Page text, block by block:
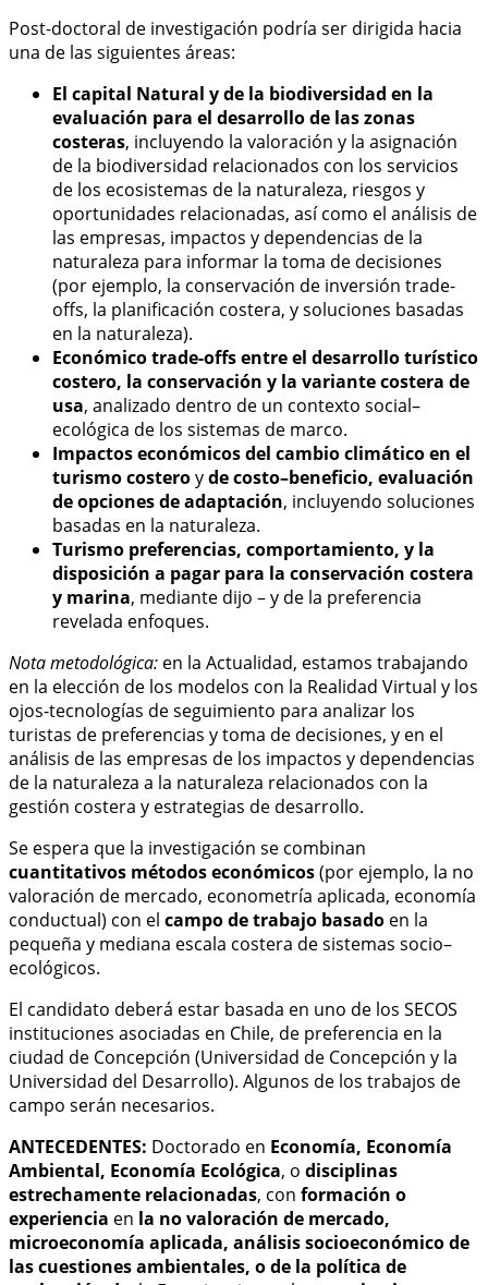
Post-doctoral de investigación podría ser dirigida hacia
una de las siguientes áreas:
El capital Natural y de la biodiversidad en la
evaluación para el desarrollo de las zonas
costeras, incluyendo la valoración y la asignación
de la biodiversidad relacionados con los servicios
de los ecosistemas de la naturaleza, riesgos y
oportunidades relacionadas, así como el análisis de
las empresas, impactos y dependencias de la
naturaleza para informar la toma de decisiones
(por ejemplo, la conservación de inversión trade-
offs, la planificación costera, y soluciones basadas
en la naturaleza).
Económico trade-offs entre el desarrollo turístico
costero, la conservación y la variante costera de
usa, analizado dentro de un contexto social–
ecológica de los sistemas de marco.
Impactos económicos del cambio climático en el
turismo costeroyde costo–beneficio, evaluación
de opciones de adaptación, incluyendo soluciones
basadas en la naturaleza.
Turismo preferencias, comportamiento, y la
disposición a pagar para la conservación costera
y marina, mediante dijo – y de la preferencia
revelada enfoques.
Nota metodológica: en la Actualidad, estamos trabajando
en la elección de los modelos con la Realidad Virtual y los
ojos-tecnologías de seguimiento para analizar los
turistas de preferencias y toma de decisiones, y en el
análisis de las empresas de los impactos y dependencias
de la naturaleza a la naturaleza relacionados con la
gestión costera y estrategias de desarrollo.
Se espera que la investigación se combinan
cuantitativos métodos económicos(por ejemplo, la no
valoración de mercado, econometría aplicada, economía
conductual) con el campo de trabajo basado en la
pequeña y mediana escala costera de sistemas socio–
ecológicos.
El candidato deberá estar basada en uno de los SECOS
instituciones asociadas en Chile, de preferencia en la
ciudad de Concepción (Universidad de Concepción y la
Universidad del Desarrollo). Algunos de los trabajos de
campo serán necesarios.
ANTECEDENTES: Doctorado en Economía, Economía
Ambiental, Economía Ecológica, o disciplinas
estrechamente relacionadas, con formación o
experiencia en la no valoración de mercado,
microeconomía aplicada, análisis socioeconómico de
las cuestiones ambientales, o de la política de